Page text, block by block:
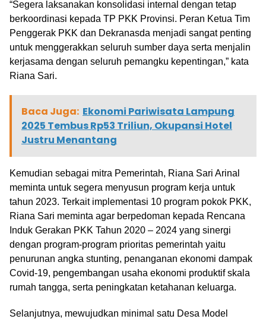
“Segera laksanakan konsolidasi internal dengan tetap
berkoordinasi kepada TP PKK Provinsi. Peran Ketua Tim
Penggerak PKK dan Dekranasda menjadi sangat penting
untuk menggerakkan seluruh sumber daya serta menjalin
kerjasama dengan seluruh pemangku kepentingan,” kata
Riana Sari.
Baca Juga: Ekonomi Pariwisata Lampung
2025 Tembus Rp53 Triliun, Okupansi Hotel
Justru Menantang
Kemudian sebagai mitra Pemerintah, Riana Sari Arinal
meminta untuk segera menyusun program kerja untuk
tahun 2023. Terkait implementasi 10 program pokok PKK,
Riana Sari meminta agar berpedoman kepada Rencana
Induk Gerakan PKK Tahun 2020 – 2024 yang sinergi
dengan program-program prioritas pemerintah yaitu
penurunan angka stunting, penanganan ekonomi dampak
Covid-19, pengembangan usaha ekonomi produktif skala
rumah tangga, serta peningkatan ketahanan keluarga.
Selanjutnya, mewujudkan minimal satu Desa Model